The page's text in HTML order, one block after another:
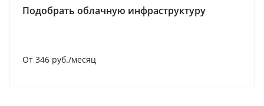
Подобрать облачную инфраструктуру
От 346 руб./месяц